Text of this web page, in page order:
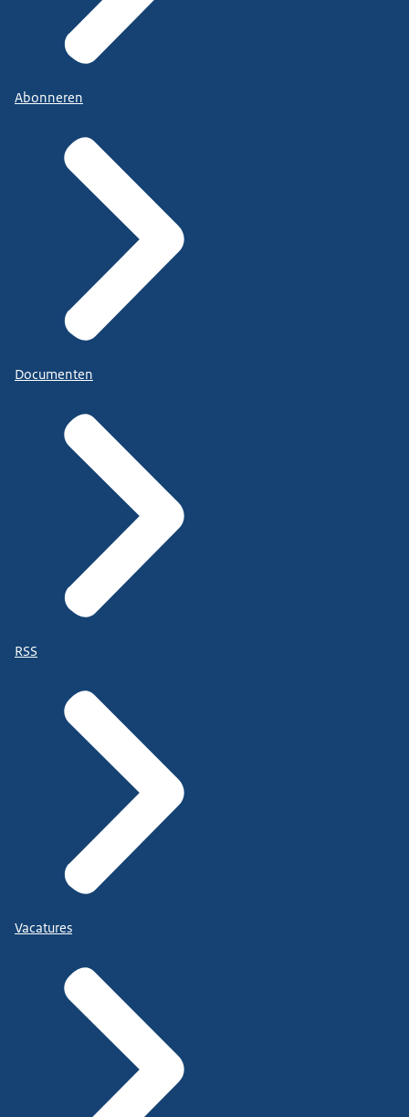
Abonneren
Documenten
RSS
Vacatures